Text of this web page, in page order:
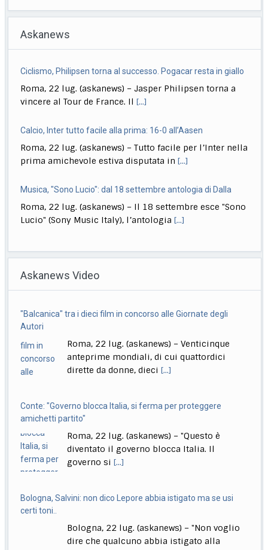
Askanews
Ciclismo, Philipsen torna al successo. Pogacar resta in giallo
Roma, 22 lug. (askanews) – Jasper Philipsen torna a
vincere al Tour de France. Il[...]
Calcio, Inter tutto facile alla prima: 16-0 all’Aasen
Roma, 22 lug. (askanews) – Tutto facile per l’Inter nella
prima amichevole estiva disputata in[...]
Musica, "Sono Lucio": dal 18 settembre antologia di Dalla
Roma, 22 lug. (askanews) – Il 18 settembre esce "Sono
Lucio" (Sony Music Italy), l’antologia[...]
all’attacco in Parlamento
Roma, 22 lug. (askanews) – Opposizioni all’attacco in
Parlamento per la decisione della Giunta delle[...]
Calcio, sorteggiato calendario di B, la prima giornata
prenderà il via il 22 agosto[...]
Askanews Video
"Balcanica" tra i dieci film in concorso alle Giornate degli
Autori
Roma, 22 lug. (askanews) – Venticinque
anteprime mondiali, di cui quattordici
dirette da donne, dieci[...]
Conte: "Governo blocca Italia, si ferma per proteggere
amichetti partito"
Roma, 22 lug. (askanews) – "Questo è
diventato il governo blocca Italia. Il
governo si[...]
Bologna, Salvini: non dico Lepore abbia istigato ma se usi
certi toni..
Bologna, 22 lug. (askanews) – "Non voglio
dire che qualcuno abbia istigato alla